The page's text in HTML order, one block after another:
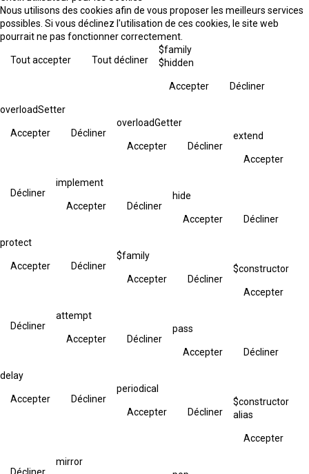
Nous utilisons des cookies afin de vous proposer les meilleurs services
possibles. Si vous déclinez l'utilisation de ces cookies, le site web
pourrait ne pas fonctionner correctement.
Tout accepter Tout décliner
$family
$hidden
Accepter Décliner
overloadSetter
Accepter Décliner
overloadGetter
Accepter Décliner
extend
Accepter
Décliner
implement
Accepter Décliner
hide
Accepter Décliner
protect
Accepter Décliner
$family
Accepter Décliner
$constructor
Accepter
Décliner
attempt
Accepter Décliner
pass
Accepter Décliner
delay
Accepter Décliner
periodical
Accepter Décliner
$constructor
alias
Accepter
Décliner
mirror